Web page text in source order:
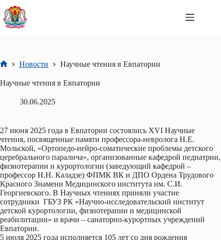
Перейти
сути
Новости Научные чтения в Евпатории
Научные чтения в Евпатории
30.06.2025
27 июня 2025 года в Евпатории состоялись XVI Научные
чтения, посвященные памяти профессора-невролога Н.Е.
Мольской, «Ортопедо-нейро-соматические проблемы детского
церебрального паралича», организованные кафедрой педиатрии,
физиотерапии и курортологии (заведующий кафедрой –
профессор Н.Н. Каладзе) ФПМК ВК и ДПО Ордена Трудового
Красного Знамени Медицинского института им. С.И.
Георгиевского. В Научных чтениях приняли участие
сотрудники ГБУЗ РК «Научно-исследовательский институт
детской курортологии, физиотерапии и медицинской
реабилитации» и врачи – санаторно-курортных учреждений
Евпатории.
5 июля 2025 года исполняется 105 лет со дня рождения